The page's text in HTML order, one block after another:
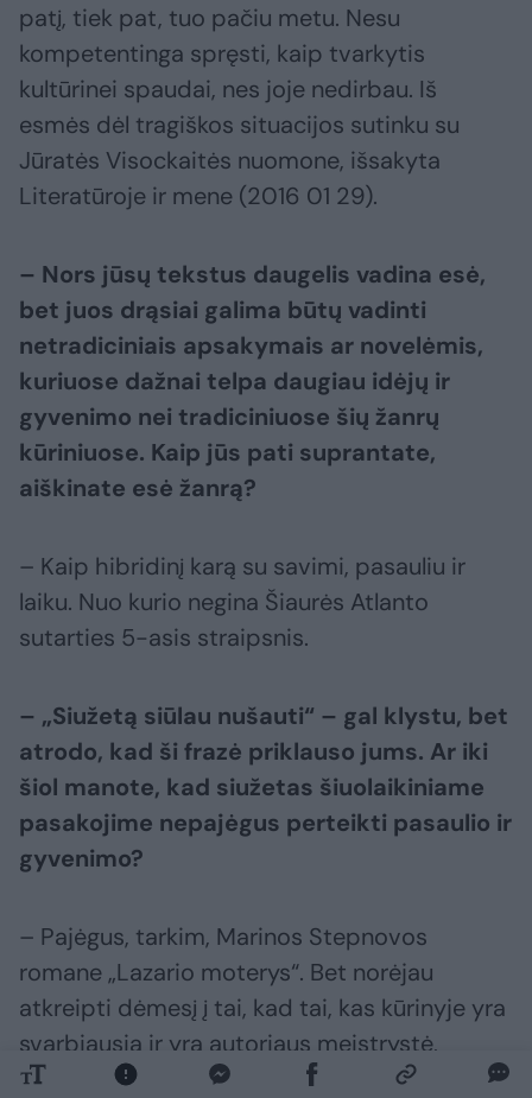
patį, tiek pat, tuo pačiu metu. Nesu
kompetentinga spręsti, kaip tvarkytis
kultūrinei spaudai, nes joje nedirbau. Iš
esmės dėl tragiškos situacijos sutinku su
Jūratės Visockaitės nuomone, išsakyta
Literatūroje ir mene (2016 01 29).
– Nors jūsų tekstus daugelis vadina esė,
bet juos drąsiai galima būtų vadinti
netradiciniais apsakymais ar novelėmis,
kuriuose dažnai telpa daugiau idėjų ir
gyvenimo nei tradiciniuose šių žanrų
kūriniuose. Kaip jūs pati suprantate,
aiškinate esė žanrą?
– Kaip hibridinį karą su savimi, pasauliu ir
laiku. Nuo kurio negina Šiaurės Atlanto
sutarties 5-asis straipsnis.
– „Siužetą siūlau nušauti“ – gal klystu, bet
atrodo, kad ši frazė priklauso jums. Ar iki
šiol manote, kad siužetas šiuolaikiniame
pasakojime nepajėgus perteikti pasaulio ir
gyvenimo?
– Pajėgus, tarkim, Marinos Stepnovos
romane „Lazario moterys“. Bet norėjau
atkreipti dėmesį į tai, kad tai, kas kūrinyje yra
svarbiausia ir yra autoriaus meistrystė,
išryškėja atmetant siužetą.